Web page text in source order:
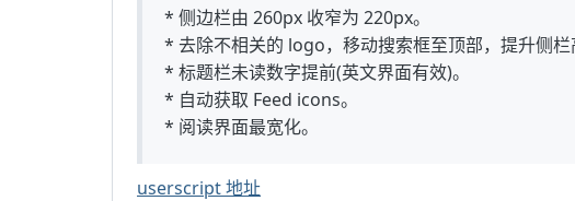
* 侧边栏由 260px 收窄为 220px。
* 去除不相关的 logo，移动搜索框至顶部，提升侧栏
* 标题栏未读数字提前(英文界面有效)。
* 自动获取 Feed icons。
* 阅读界面最宽化。
userscript 地址